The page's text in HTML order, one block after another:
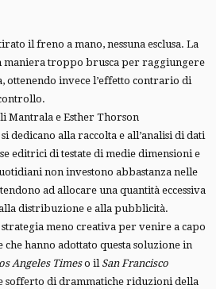
il freno a mano, nessuna esclusa. La
maniera troppo brusca per raggiungere
ottenendo invece l’effetto contrario di
Mantrala e Esther Thorson
dedicano alla raccolta e all’analisi di dati
editrici di testate di medie dimensioni e
non investono abbastanza nelle
ad allocare una quantità eccessiva
distribuzione e alla pubblicità.
meno creativa per venire a capo
hanno adottato questa soluzione in
Angeles Timeso il San Francisco
sofferto di drammatiche riduzioni della